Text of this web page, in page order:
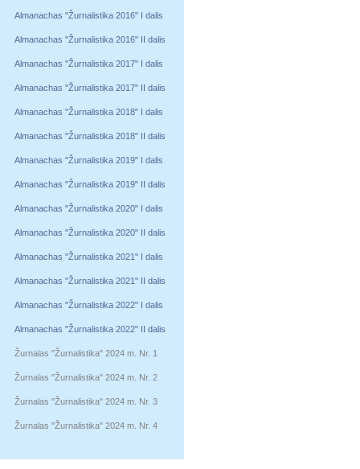
Almanachas "Žurnalistika 2016" I dalis
Almanachas "Žurnalistika 2016" II dalis
Almanachas "Žurnalistika 2017" I dalis
Almanachas "Žurnalistika 2017" II dalis
Almanachas "Žurnalistika 2018" I dalis
Almanachas "Žurnalistika 2018" II dalis
Almanachas "Žurnalistika 2019" I dalis
Almanachas "Žurnalistika 2019" II dalis
Almanachas "Žurnalistika 2020" I dalis
Almanachas "Žurnalistika 2020" II dalis
Almanachas "Žurnalistika 2021" I dalis
Almanachas "Žurnalistika 2021" II dalis
Almanachas "Žurnalistika 2022" I dalis
Almanachas "Žurnalistika 2022" II dalis
Žurnalas "Žurnalistika" 2024 m. Nr. 1
Žurnalas "Žurnalistika" 2024 m. Nr. 2
Žurnalas "Žurnalistika" 2024 m. Nr. 3
Žurnalas "Žurnalistika" 2024 m. Nr. 4